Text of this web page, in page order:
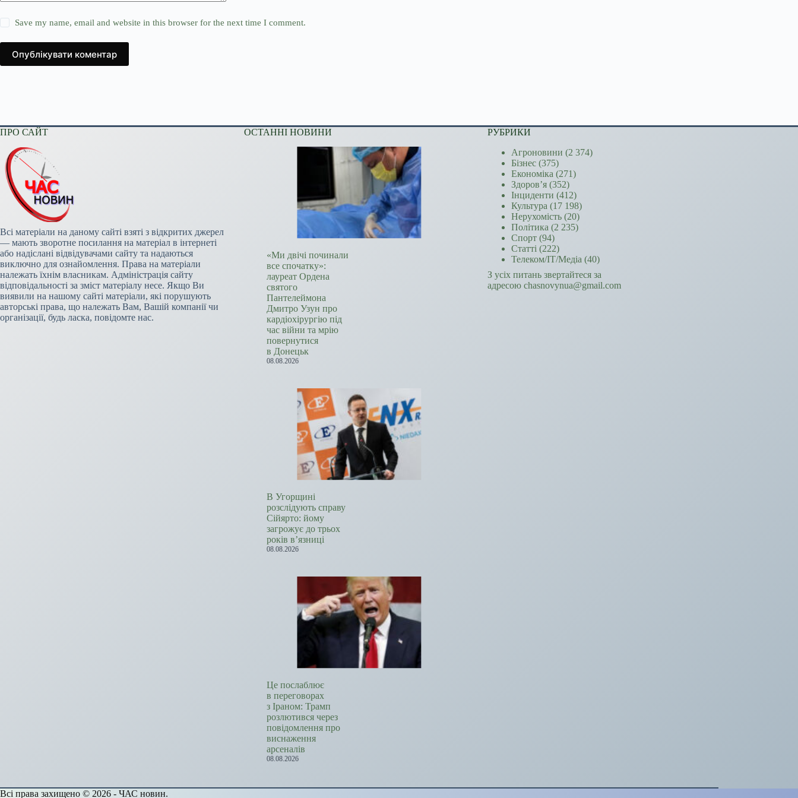
Save my name, email and website in this browser for the next time I comment.
Опублікувати коментар
ПРО САЙТ
Всі матеріали на даному сайті взяті з відкритих джерел
— мають зворотне посилання на матеріал в інтернеті
або надіслані відвідувачами сайту та надаються
виключно для ознайомлення. Права на матеріали
належать їхнім власникам. Адміністрація сайту
відповідальності за зміст матеріалу несе. Якщо Ви
виявили на нашому сайті матеріали, які порушують
авторські права, що належать Вам, Вашій компанії чи
організації, будь ласка, повідомте нас.
ОСТАННІ НОВИНИ
«Ми двічі починали
все спочатку»:
лауреат Ордена
святого
Пантелеймона
Дмитро Узун про
кардіохірургію під
час війни та мрію
повернутися
в Донецьк
08.08.2026
В Угорщині
розслідують справу
Сійярто: йому
загрожує до трьох
років в’язниці
08.08.2026
Це послаблює
в переговорах
з Іраном: Трамп
розлютився через
повідомлення про
виснаження
арсеналів
08.08.2026
РУБРИКИ
Агроновини (2 374)
Бізнес (375)
Економіка (271)
Здоров’я (352)
Інциденти (412)
Культура (17 198)
Нерухомість (20)
Політика (2 235)
Спорт (94)
Статті (222)
Телеком/ІТ/Медіа (40)
З усіх питань звертайтеся за
адресою chasnovynua@gmail.com
Всі права захищено © 2026 - ЧАС новин.